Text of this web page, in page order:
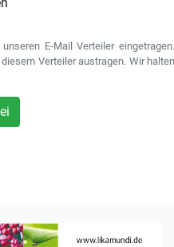
E-Mail Verteiler
Verteiler austragen. Wir